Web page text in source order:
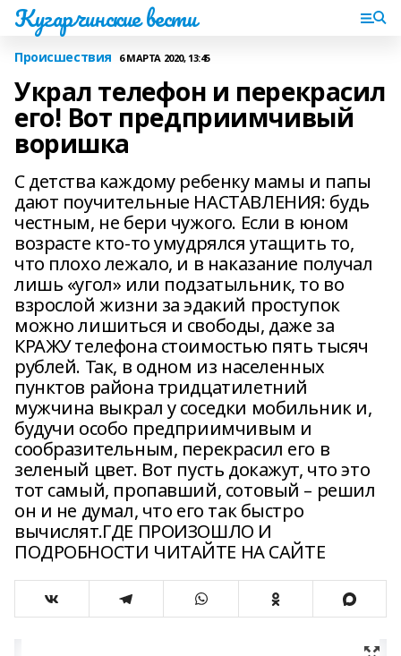
Кугарчинские вести
Происшествия 6 МАРТА 2020, 13:45
Украл телефон и перекрасил
его! Вот предприимчивый
воришка
С детства каждому ребенку мамы и папы
дают поучительные НАСТАВЛЕНИЯ: будь
честным, не бери чужого. Если в юном
возрасте кто-то умудрялся утащить то,
что плохо лежало, и в наказание получал
лишь «угол» или подзатыльник, то во
взрослой жизни за эдакий проступок
можно лишиться и свободы, даже за
КРАЖУ телефона стоимостью пять тысяч
рублей. Так, в одном из населенных
пунктов района тридцатилетний
мужчина выкрал у соседки мобильник и,
будучи особо предприимчивым и
сообразительным, перекрасил его в
зеленый цвет. Вот пусть докажут, что это
тот самый, пропавший, сотовый – решил
он и не думал, что его так быстро
вычислят.ГДЕ ПРОИЗОШЛО И
ПОДРОБНОСТИ ЧИТАЙТЕ НА САЙТЕ